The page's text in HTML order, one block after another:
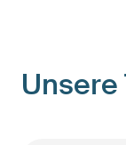
Unsere